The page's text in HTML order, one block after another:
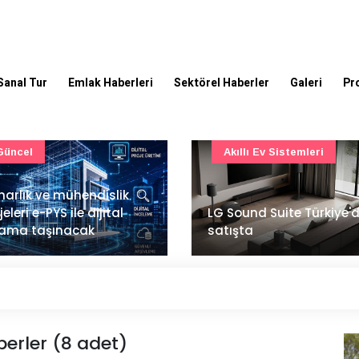
Tur Emlak Haberleri Sektörel Haberler Galeri
Suite Türkiye'de
Ev Sistemleri
İstanbul Havalimanı'nın
ana pistinde sona doğru
Ulaşım
(8 adet)